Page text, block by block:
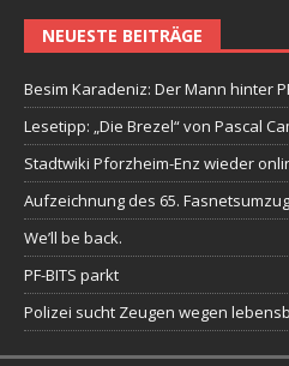
NEUESTE BEITRÄGE
Besim Karadeniz: Der Mann hinter
Lesetipp: „Die Brezel“ von Pascal
Stadtwiki Pforzheim-Enz wieder
Aufzeichnung des 65.
We’ll be back.
PF-BITS parkt
Polizei sucht Zeugen wegen